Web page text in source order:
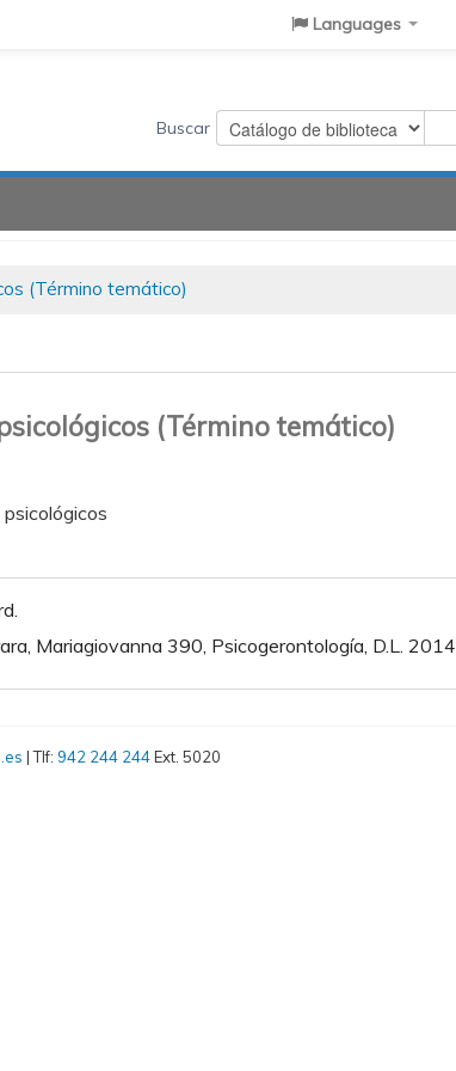
Languages
Buscar
(Término temático)
(Término temático)
Mariagiovanna 390, Psicogerontología, D.L. 2014
| Tlf: 942 244 244Ext. 5020